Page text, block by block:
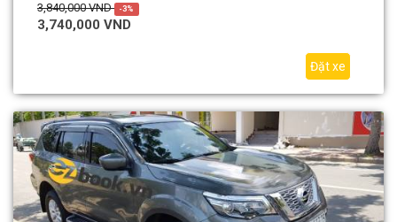
3,840,000 VND -3%
3,740,000 VND
Đặt xe